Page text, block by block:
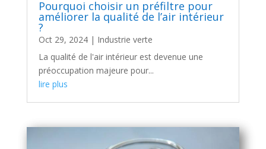
Pourquoi choisir un préfiltre pour
améliorer la qualité de l’air intérieur
?
Oct 29, 2024| Industrie verte
La qualité de l'air intérieur est devenue une
préoccupation majeure pour...
lire plus